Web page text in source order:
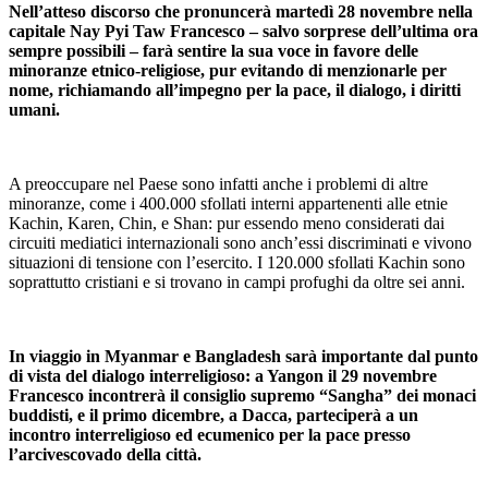
Nell’atteso discorso che pronuncerà martedì 28 novembre nella
capitale Nay Pyi Taw Francesco – salvo sorprese dell’ultima ora
sempre possibili – farà sentire la sua voce in favore delle
minoranze etnico-religiose, pur evitando di menzionarle per
nome, richiamando all’impegno per la pace, il dialogo, i diritti
umani.
A preoccupare nel Paese sono infatti anche i problemi di altre
minoranze, come i 400.000 sfollati interni appartenenti alle etnie
Kachin, Karen, Chin, e Shan: pur essendo meno considerati dai
circuiti mediatici internazionali sono anch’essi discriminati e vivono
situazioni di tensione con l’esercito. I 120.000 sfollati Kachin sono
soprattutto cristiani e si trovano in campi profughi da oltre sei anni.
In viaggio in Myanmar e Bangladesh sarà importante dal punto
di vista del dialogo interreligioso: a Yangon il 29 novembre
Francesco incontrerà il consiglio supremo “Sangha” dei monaci
buddisti, e il primo dicembre, a Dacca, parteciperà a un
incontro interreligioso ed ecumenico per la pace presso
l’arcivescovado della città.